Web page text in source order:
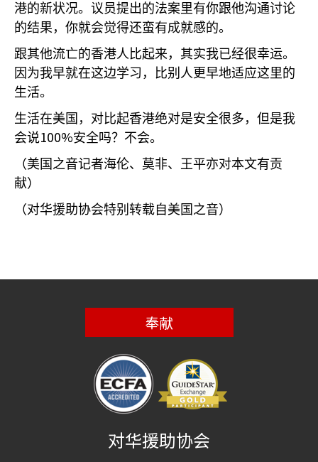
港的新状况。议员提出的法案里有你跟他沟通讨论
的结果，你就会觉得还蛮有成就感的。
跟其他流亡的香港人比起来，其实我已经很幸运。
因为我早就在这边学习，比别人更早地适应这里的
生活。
生活在美国，对比起香港绝对是安全很多，但是我
会说100%安全吗？不会。
（美国之音记者海伦、莫非、王平亦对本文有贡
献）
（对华援助协会特别转载自美国之音）
奉献
对华援助协会